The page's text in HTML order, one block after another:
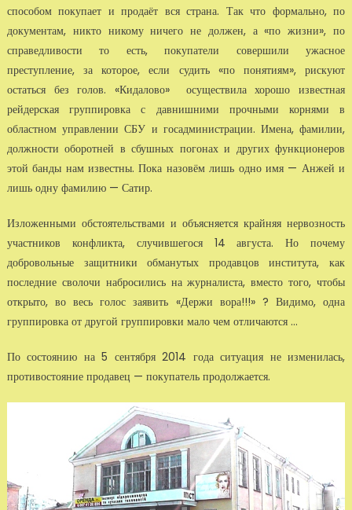
способом покупает и продаёт вся страна. Так что формально, по
документам, никто никому ничего не должен, а «по жизни», по
справедливости то есть, покупатели совершили ужасное
преступление, за которое, если судить «по понятиям», рискуют
остаться без голов. «Кидалово» осуществила хорошо известная
рейдерская группировка с давнишними прочными корнями в
областном управлении СБУ и госадминистрации. Имена, фамилии,
должности оборотней в сбушных погонах и других функционеров
этой банды нам известны. Пока назовём лишь одно имя — Анжей и
лишь одну фамилию — Сатир.
Изложенными обстоятельствами и объясняется крайняя нервозность
участников конфликта, случившегося 14 августа. Но почему
добровольные защитники обманутых продавцов института, как
последние сволочи набросились на журналиста, вместо того, чтобы
открыто, во весь голос заявить «Держи вора!!!» ? Видимо, одна
группировка от другой группировки мало чем отличаются ...
По состоянию на 5 сентября 2014 года ситуация не изменилась,
противостояние продавец — покупатель продолжается.